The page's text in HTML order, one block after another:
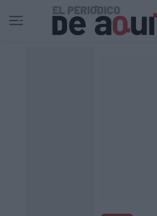
Ir al contenido principal